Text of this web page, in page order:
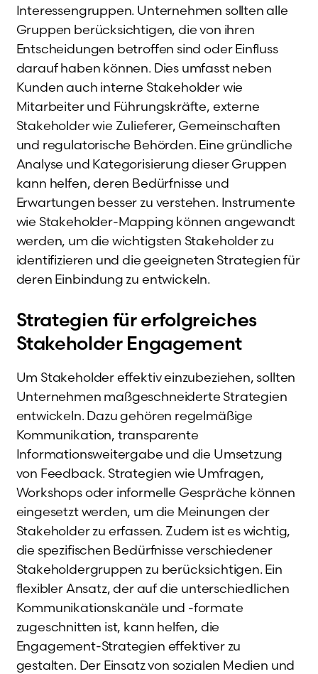
Interessengruppen. Unternehmen sollten alle
Gruppen berücksichtigen, die von ihren
Entscheidungen betroffen sind oder Einfluss
darauf haben können. Dies umfasst neben
Kunden auch interne Stakeholder wie
Mitarbeiter und Führungskräfte, externe
Stakeholder wie Zulieferer, Gemeinschaften
und regulatorische Behörden. Eine gründliche
Analyse und Kategorisierung dieser Gruppen
kann helfen, deren Bedürfnisse und
Erwartungen besser zu verstehen. Instrumente
wie Stakeholder-Mapping können angewandt
werden, um die wichtigsten Stakeholder zu
identifizieren und die geeigneten Strategien für
deren Einbindung zu entwickeln.
Strategien für erfolgreiches
Stakeholder Engagement
Um Stakeholder effektiv einzubeziehen, sollten
Unternehmen maßgeschneiderte Strategien
entwickeln. Dazu gehören regelmäßige
Kommunikation, transparente
Informationsweitergabe und die Umsetzung
von Feedback. Strategien wie Umfragen,
Workshops oder informelle Gespräche können
eingesetzt werden, um die Meinungen der
Stakeholder zu erfassen. Zudem ist es wichtig,
die spezifischen Bedürfnisse verschiedener
Stakeholdergruppen zu berücksichtigen. Ein
flexibler Ansatz, der auf die unterschiedlichen
Kommunikationskanäle und -formate
zugeschnitten ist, kann helfen, die
Engagement-Strategien effektiver zu
gestalten. Der Einsatz von sozialen Medien und